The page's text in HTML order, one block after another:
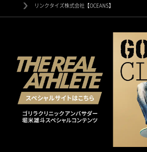
リンクタイズ株式会社【OCEANS】